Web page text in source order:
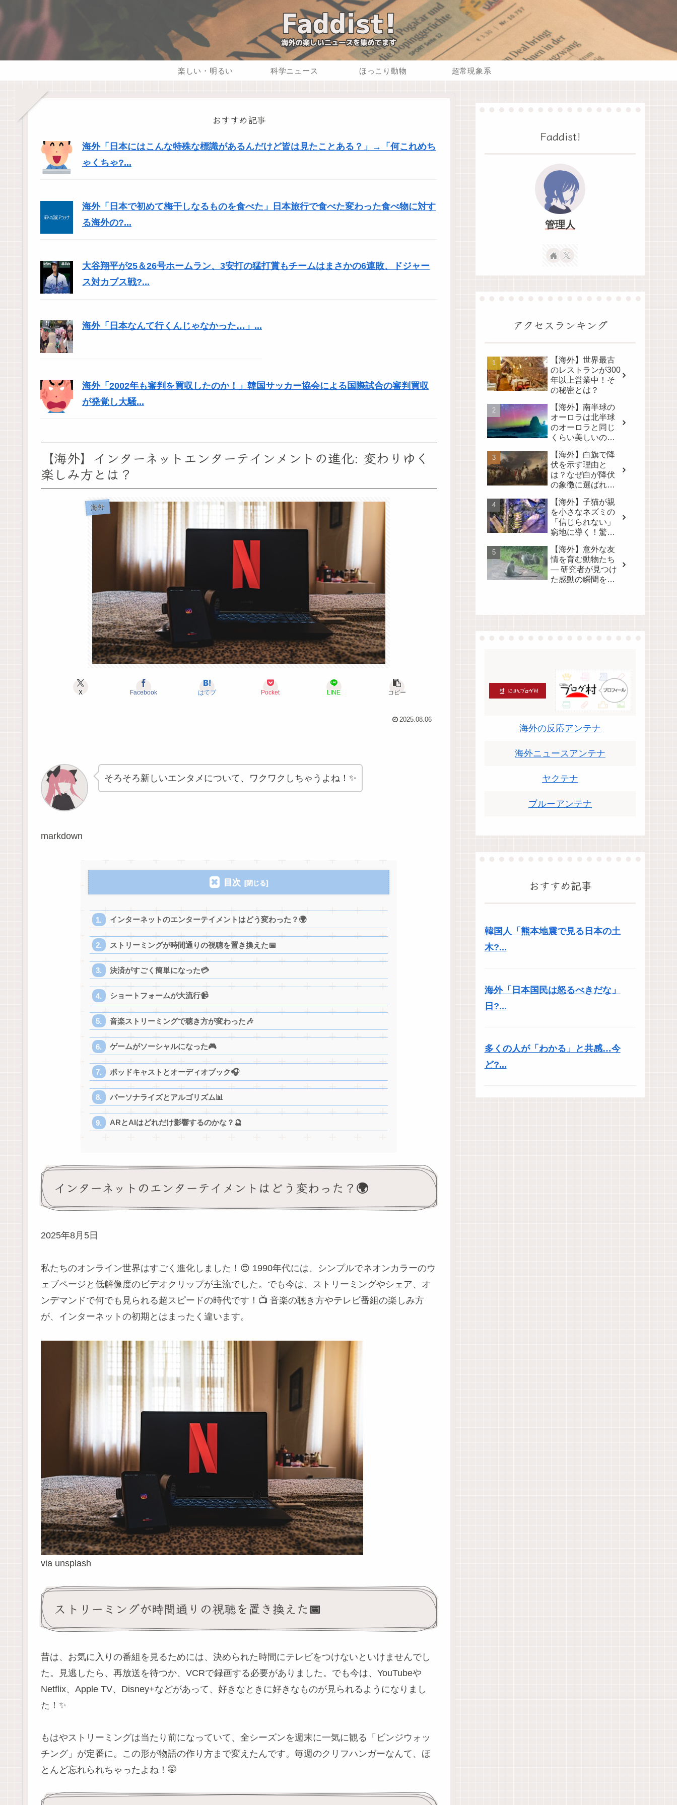
楽しい・明るい 科学ニュース ほっこり動物 超常現象系
おすすめ記事
海外「日本にはこんな特殊な標識があるんだけど皆は見たことある？」→「何これめち
ゃくちゃ?...
海外「日本で初めて梅干しなるものを食べた」日本旅行で食べた変わった食べ物に対す
る海外の?...
大谷翔平が25＆26号ホームラン、3安打の猛打賞もチームはまさかの6連敗、ドジャー
ス対カブス戦?...
海外「日本なんて行くんじゃなかった…」...
海外「2002年も審判を買収したのか！」韓国サッカー協会による国際試合の審判買収
が発覚し大騒...
【海外】インターネットエンターテインメントの進化: 変わりゆく
楽しみ方とは？
海外
X Facebook はてブ Pocket LINE コピー
2025.08.06
そろそろ新しいエンタメについて、ワクワクしちゃうよね！✨
markdown
目次
インターネットのエンターテイメントはどう変わった？🌍
ストリーミングが時間通りの視聴を置き換えた📅
決済がすごく簡単になった💳
ショートフォームが大流行📹
音楽ストリーミングで聴き方が変わった🎶
ゲームがソーシャルになった🎮
ポッドキャストとオーディオブック🎧
パーソナライズとアルゴリズム📊
ARとAIはどれだけ影響するのかな？🔮
インターネットのエンターテイメントはどう変わった？🌍
2025年8月5日
私たちのオンライン世界はすごく進化しました！😍 1990年代には、シンプルでネオンカラーのウ
ェブページと低解像度のビデオクリップが主流でした。でも今は、ストリーミングやシェア、オ
ンデマンドで何でも見られる超スピードの時代です！📺 音楽の聴き方やテレビ番組の楽しみ方
が、インターネットの初期とはまったく違います。
via unsplash
ストリーミングが時間通りの視聴を置き換えた📅
昔は、お気に入りの番組を見るためには、決められた時間にテレビをつけないといけませんでし
た。見逃したら、再放送を待つか、VCRで録画する必要がありました。でも今は、YouTubeや
Netflix、Apple TV、Disney+などがあって、好きなときに好きなものが見られるようになりまし
た！✨
もはやストリーミングは当たり前になっていて、全シーズンを週末に一気に観る「ビンジウォッ
チング」が定番に。この形が物語の作り方まで変えたんです。毎週のクリフハンガーなんて、ほ
とんど忘れられちゃったよね！🤭
Faddist!
管理人
アクセスランキング
【海外】世界最古
のレストランが300
年以上営業中！そ
の秘密とは？
【海外】南半球の
オーロラは北半球
のオーロラと同じ
くらい美しいの
る！
【海外】白旗で降
伏を示す理由と
は？なぜ白が降伏
の象徴に選ばれた
【海外】子猫が親
を小さなネズミの
「信じられない」
窮地に導く！驚き
【海外】意外な友
情を育む動物たち
— 研究者が見つけ
た感動の瞬間を映
海外の反応アンテナ
海外ニュースアンテナ
ヤクテナ
ブルーアンテナ
おすすめ記事
韓国人「熊本地震で見る日本の土
木?...
海外「日本国民は怒るべきだな」
日?...
多くの人が「わかる」と共感…今
ど?...